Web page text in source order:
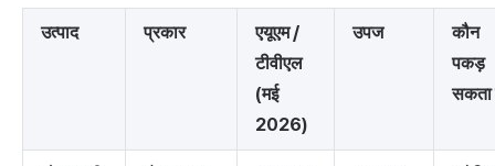
उत्पाद प्रकार
एयूएम /
टीवीएल
(मई
2026)
उपज
कौन
पकड़
सकता